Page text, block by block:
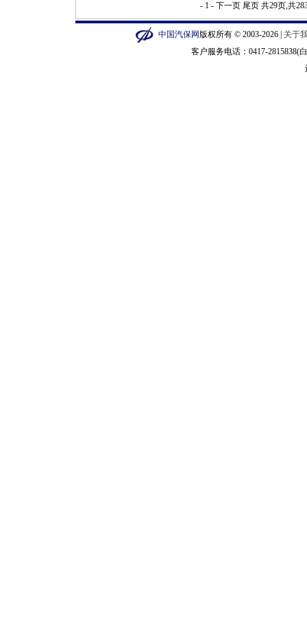
- 1 - 下一页 尾页共29页,共
中国汽保网版权所有 © 2003-2026 | 关于
客户服务电话：0417-